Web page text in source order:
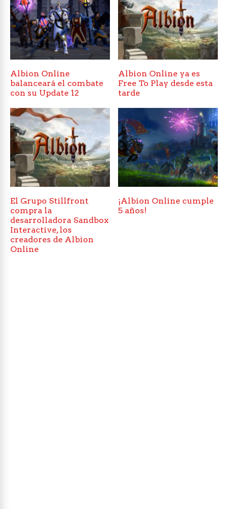
Albion Online
balanceará el combate
con su Update 12
Albion Online ya es
Free To Play desde esta
tarde
El Grupo Stillfront
compra la
desarrolladora Sandbox
Interactive, los
creadores de Albion
Online
¡Albion Online cumple
5 años!